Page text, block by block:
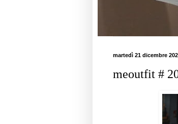
martedì 21 dicembre
meoutfit #